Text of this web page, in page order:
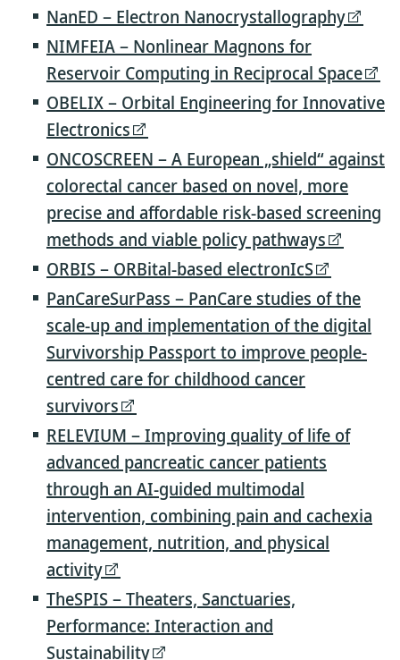
NanED – Electron Nanocrystallography
NIMFEIA – Nonlinear Magnons for
Reservoir Computing in Reciprocal Space
OBELIX – Orbital Engineering for Innovative
Electronics
ONCOSCREEN – A European „shield“ against
colorectal cancer based on novel, more
precise and affordable risk-based screening
methods and viable policy pathways
ORBIS – ORBital-based electronIcS
PanCareSurPass – PanCare studies of the
scale-up and implementation of the digital
Survivorship Passport to improve people-
centred care for childhood cancer
survivors
RELEVIUM – Improving quality of life of
advanced pancreatic cancer patients
through an AI-guided multimodal
intervention, combining pain and cachexia
management, nutrition, and physical
activity
TheSPIS – Theaters, Sanctuaries,
Performance: Interaction and
Sustainability